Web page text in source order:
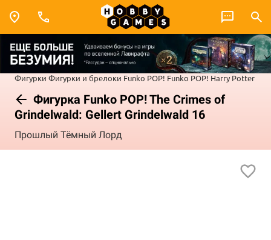
Фигурки Фигурки и брелоки Funko POP! Funko POP! Harry Potter
Фигурка Funko POP! The Crimes of
Grindelwald: Gellert Grindelwald 16
Прошлый Тёмный Лорд